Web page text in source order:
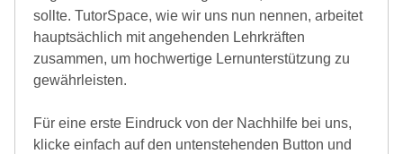
sollte. TutorSpace, wie wir uns nun nennen, arbeitet
hauptsächlich mit angehenden Lehrkräften
zusammen, um hochwertige Lernunterstützung zu
gewährleisten.
Für eine erste Eindruck von der Nachhilfe bei uns,
klicke einfach auf den untenstehenden Button und